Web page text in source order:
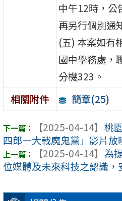
中午12時，公
再另行個別通
(五) 本案如有
國中學務處，
分機323。
相關附件
簡章(25)
【2025-04-14】 桃
四郎—大戰魔鬼黨」影片放
【2025-04-14】 為
位媒體及未來科技之認識，